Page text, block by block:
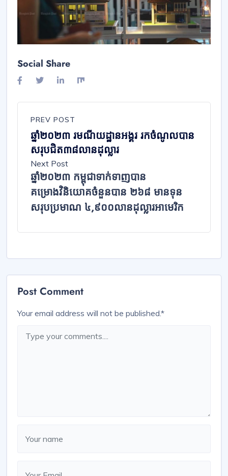
Social Share
PREV POST
ឆ្នាំ២០២៣ រមណីយដ្ឋានអង្គរ រកចំណូលបាន
សរុបជិត៣៨លានដុល្លារ
Next Post
ឆ្នាំ២០២៣ កម្ពុជាទាក់ទាញបាន
គម្រោងវិនិយោគចំនួនបាន ២៦៨ មានទុន
សរុបប្រមាណ ៤,៩០០លានដុល្លារអាមេរិក
Post Comment
Your email address will not be published.*